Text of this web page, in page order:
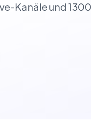
Kanäle und